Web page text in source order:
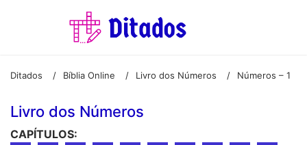
Ditados / Bíblia Online / Livro dos Números / Números – 1
Livro dos Números
CAPÍTULOS: